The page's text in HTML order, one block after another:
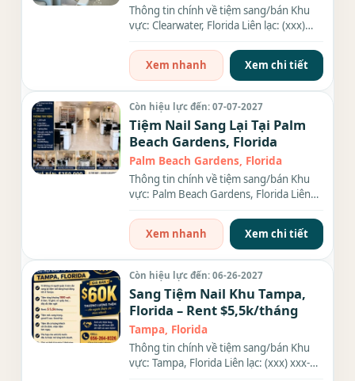
Thông tin chính về tiệm sang/bán Khu
vực: Clearwater, Florida Liên lạc: (xxx)
Xem nhanh
Xem chi tiết
Còn hiệu lực đến: 07-07-2027
Tiệm Nail Sang Lại Tại Palm
Beach Gardens, Florida
Palm Beach Gardens, Florida
Thông tin chính về tiệm sang/bán Khu
vực: Palm Beach Gardens, Florida Liên
Xem nhanh
Xem chi tiết
Còn hiệu lực đến: 06-26-2027
Sang Tiệm Nail Khu Tampa,
Florida – Rent $5,5k/tháng
Tampa, Florida
Thông tin chính về tiệm sang/bán Khu
vực: Tampa, Florida Liên lạc: (xxx) xxx-